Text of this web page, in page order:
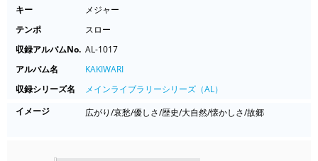
キー
メジャー
テンポ
スロー
収録アルバムNo. AL-1017
アルバム名
KAKIWARI
収録シリーズ名
メインライブラリーシリーズ（AL）
イメージ
広がり/哀愁/優しさ/歴史/大自然/懐かしさ/故郷